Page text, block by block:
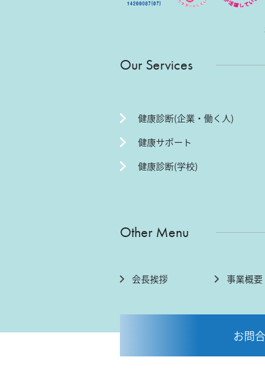
Our Services
健康診断(企業・働く人)
健康サポート
健康診断(学校)
Other Menu
会長挨拶 事業概要
お問